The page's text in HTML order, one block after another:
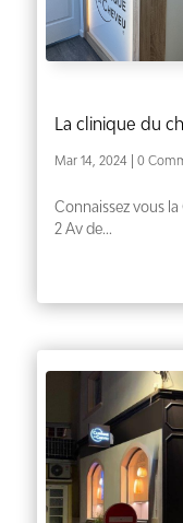
La clinique du
Mar 14, 2024| 0
Connaissez vous
2 Av de...